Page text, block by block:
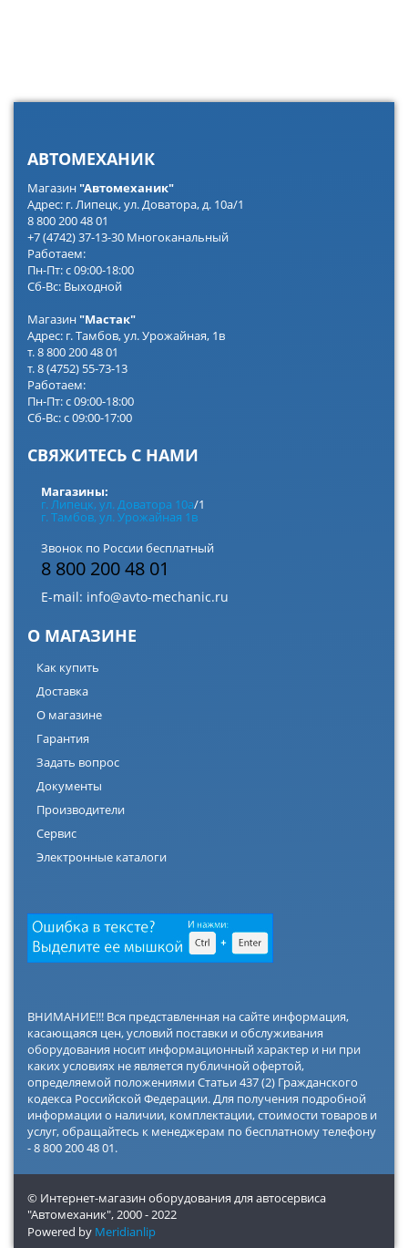
АВТОМЕХАНИК
Магазин"Автомеханик"
Адрес: г. Липецк, ул. Доватора, д. 10а/1
8 800 200 48 01
+7 (4742) 37-13-30 Многоканальный
Работаем:
Пн-Пт: с 09:00-18:00
Сб-Вс: Выходной
Магазин"Мастак"
Адрес: г. Тамбов, ул. Урожайная, 1в
т. 8 800 200 48 01
т. 8 (4752) 55-73-13
Работаем:
Пн-Пт: с 09:00-18:00
Сб-Вс: с 09:00-17:00
СВЯЖИТЕСЬ С НАМИ
Магазины:
г. Липецк, ул. Доватора 10а/1
г. Тамбов, ул. Урожайная 1в
Звонок по России бесплатный
8 800 200 48 01
E-mail: info@avto-mechanic.ru
О МАГАЗИНЕ
Как купить
Доставка
О магазине
Гарантия
Задать вопрос
Документы
Производители
Сервис
Электронные каталоги
ВНИМАНИЕ!!! Вся представленная на сайте информация,
касающаяся цен, условий поставки и обслуживания
оборудования носит информационный характер и ни при
каких условиях не является публичной офертой,
определяемой положениями Статьи 437 (2) Гражданского
кодекса Российской Федерации. Для получения подробной
информации о наличии, комплектации, стоимости товаров и
услуг, обращайтесь к менеджерам по бесплатному телефону
- 8 800 200 48 01.
© Интернет-магазин оборудования для автосервиса
"Автомеханик",2000 - 2022
Powered by Meridianlip